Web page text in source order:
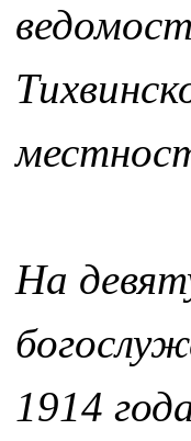
На
1914